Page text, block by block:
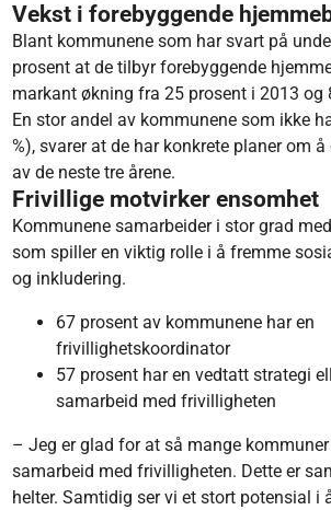
Vekst i forebyggende
Blant kommunene som har svart på
prosent at de tilbyr forebyggende
markant økning fra 25 prosent i 2013 og
En stor andel av kommunene som ikke
%), svarer at de har konkrete planer om
av de neste tre årene.
Frivillige motvirker ensomhet
Kommunene samarbeider i stor grad
som spiller en viktig rolle i å fremme
og inkludering.
67 prosent av kommunene har en
frivillighetskoordinator
57 prosent har en vedtatt strategi
samarbeid med frivilligheten
– Jeg er glad for at så mange
samarbeid med frivilligheten. Dette er
helter. Samtidig ser vi et stort potensial i